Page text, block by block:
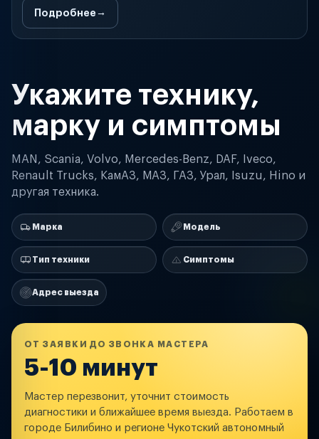
Подробнее
Укажите технику,
марку и симптомы
MAN, Scania, Volvo, Mercedes-Benz, DAF, Iveco,
Renault Trucks, КамАЗ, МАЗ, ГАЗ, Урал, Isuzu, Hino и
другая техника.
Марка Модель
Тип техники Симптомы
Адрес выезда
ОТ ЗАЯВКИ ДО ЗВОНКА МАСТЕРА
5-10 минут
Мастер перезвонит, уточнит стоимость
диагностики и ближайшее время выезда. Работаем в
городе Билибино и регионе Чукотский автономный